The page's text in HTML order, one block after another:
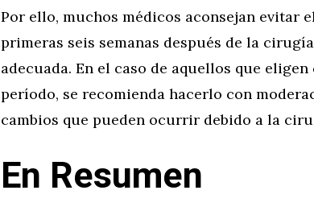
Por ello, muchos médicos aconsejan evitar
primeras seis semanas después de la
adecuada. En el caso de aquellos que
período, se recomienda hacerlo con
cambios que pueden ocurrir debido a la
En Resumen